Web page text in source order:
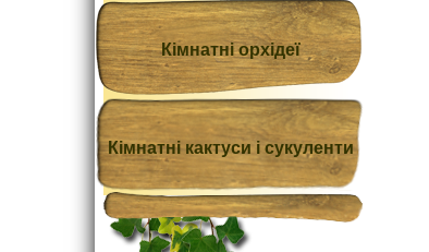
Кімнатні орхідеї
Кімнатні кактуси і сукуленти